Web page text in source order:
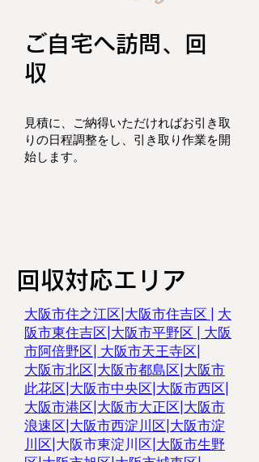
ご自宅へ訪問、回
収
見積に、ご納得いただければお引き取
りの日程調整をし、 引き取り作業を開
始します。
回収対応エリア
大阪市住之江区 大阪市住吉区 |
大
阪市東住吉区 大阪市平野区
大阪
市阿倍野区 大阪市天王寺区
大阪市北区 大阪市都島区 大阪市
此花区 大阪市中央区 大阪市西区
大阪市港区 大阪市大正区 大阪市
浪速区 大阪市西淀川区 大阪市淀
川区 大阪市東淀川区 大阪市生野